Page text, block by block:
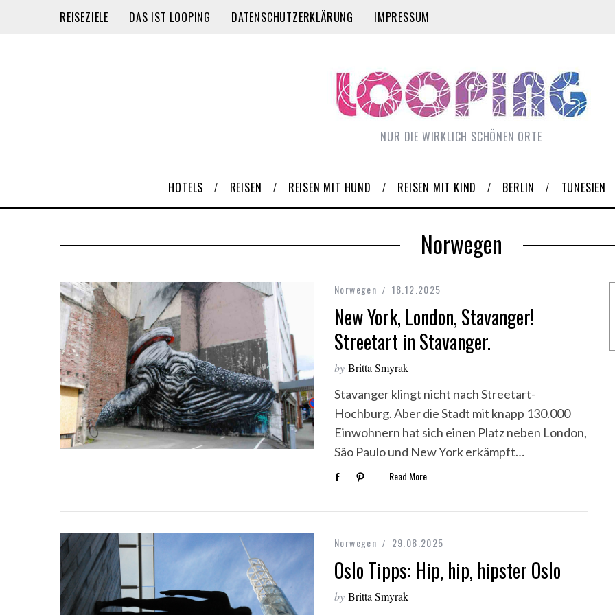
REISEZIELE DAS IST LOOPING DATENSCHUTZERKLÄRUNG IMPRESSUM
NUR DIE WIRKLICH SCHÖNEN ORTE
HOTELS REISEN REISEN MIT HUND REISEN MIT KIND BERLIN TUNESIEN
Norwegen
Norwegen 18.12.2025
New York, London, Stavanger!
Streetart in Stavanger.
by Britta Smyrak
Stavanger klingt nicht nach Streetart-
Hochburg. Aber die Stadt mit knapp 130.000
Einwohnern hat sich einen Platz neben London,
São Paulo und New York erkämpft…
Read More
Norwegen 29.08.2025
Oslo Tipps: Hip, hip, hipster Oslo
by Britta Smyrak